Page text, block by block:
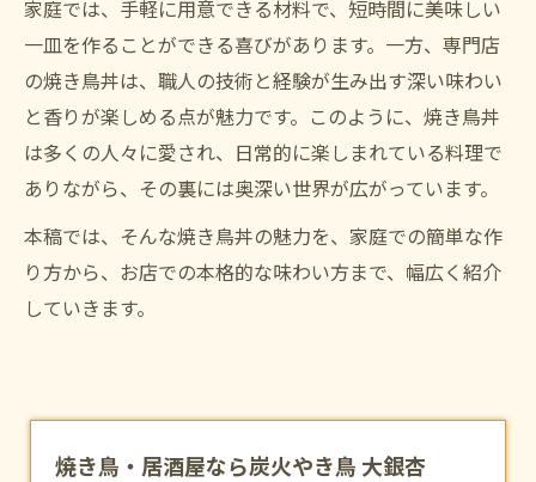
家庭では、手軽に用意できる材料で、短時間に美味しい
一皿を作ることができる喜びがあります。一方、専門店
の焼き鳥丼は、職人の技術と経験が生み出す深い味わい
と香りが楽しめる点が魅力です。このように、焼き鳥丼
は多くの人々に愛され、日常的に楽しまれている料理で
ありながら、その裏には奥深い世界が広がっています。
本稿では、そんな焼き鳥丼の魅力を、家庭での簡単な作
り方から、お店での本格的な味わい方まで、幅広く紹介
していきます。
焼き鳥・居酒屋なら炭火やき鳥 大銀杏